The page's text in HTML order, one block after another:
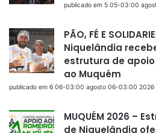
publicado em 5 05-03:00
PÃO, FÉ E
Niquelândia
estrutura de
ao Muquém
publicado em 6 06-03:00 agosto 06-03:00 2026
MUQUÉM 2026 –
de Niquelândia